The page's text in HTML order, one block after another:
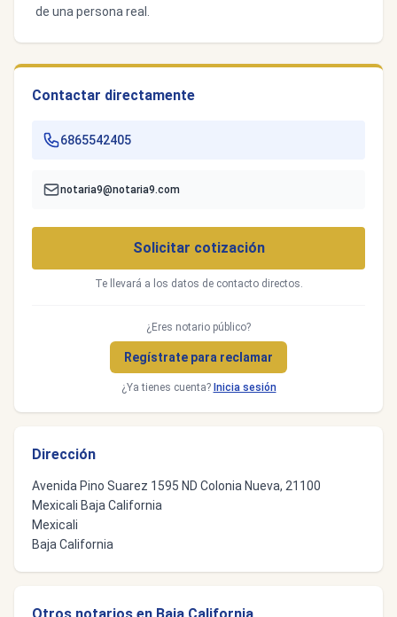
de una persona real.
Contactar directamente
6865542405
notaria9@notaria9.com
Solicitar cotización
Te llevará a los datos de contacto directos.
¿Eres notario público?
Regístrate para reclamar
¿Ya tienes cuenta? Inicia sesión
Dirección
Avenida Pino Suarez 1595 ND Colonia Nueva, 21100
Mexicali Baja California
Mexicali
Baja California